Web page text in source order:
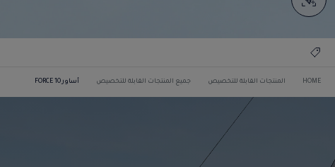
HOME المنتجات القابلة للتخصيص جميع المنتجات القابلة للتخصيص أساور FORCE 10